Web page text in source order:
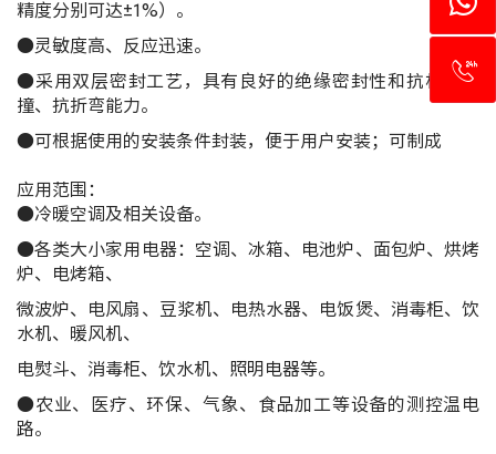
精度分别可达±1%）。
●灵敏度高、反应迅速。
●采用双层密封工艺，具有良好的绝缘密封性和抗机械碰
撞、抗折弯能力。
●可根据使用的安装条件封装，便于用户安装；可制成
应用范围：
●冷暖空调及相关设备。
●各类大小家用电器：空调、冰箱、电池炉、面包炉、烘烤
炉、电烤箱、
微波炉、电风扇、豆浆机、电热水器、电饭煲、消毒柜、饮
水机、暖风机、
电熨斗、消毒柜、饮水机、照明电器等。
●农业、医疗、环保、气象、食品加工等设备的测控温电
路。